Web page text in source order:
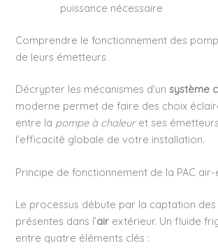
puissance nécessaire
Comprendre le fonctionnement des
de leurs émetteurs
Décrypter les mécanismes d’unsystème
moderne permet de faire des choix
entre la pompe à chaleuret ses
l’efficacité globale de votre installation.
Principe de fonctionnement de la PAC air-
Le processus débute par la captation
présentes dans l’air extérieur. Un fluide
entre quatre éléments clés :